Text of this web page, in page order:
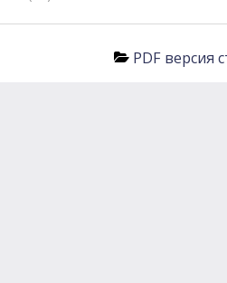
PDF версия